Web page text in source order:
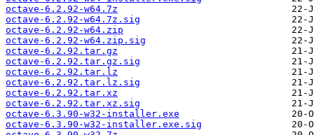
octave-6.2.92-w64.7z
octave-6.2.92-w64.7z.sig
octave-6.2.92-w64.zip
octave-6.2.92-w64.zip.sig
octave-6.2.92.tar.gz
octave-6.2.92.tar.gz.sig
octave-6.2.92.tar.lz
octave-6.2.92.tar.lz.sig
octave-6.2.92.tar.xz
octave-6.2.92.tar.xz.sig
octave-6.3.90-w32-installer.exe
octave-6.3.90-w32-installer.exe.sig